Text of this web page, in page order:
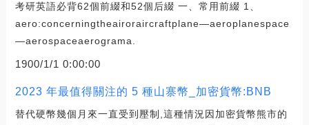
考研英語必背62個前綴和52個后綴 一、常用前綴 1、
aero:concerningtheairoraircraftplane—aeroplanespace
—aerospaceaerograma.
1900/1/1 0:00:00
2023 年最值得關注的 5 種山寨幣_加密貨幣:BNB
替代硬幣幾個月來一直受到壓制,這種情況因加密貨幣熊市的